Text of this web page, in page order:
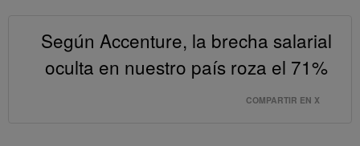
Según Accenture, la brecha salarial
oculta en nuestro país roza el 71%
COMPARTIR EN X